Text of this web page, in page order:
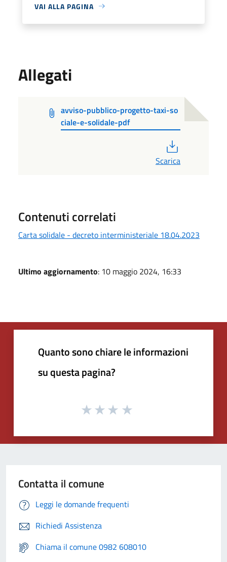
VAI ALLA PAGINA
Allegati
avviso-pubblico-progetto-taxi-so
ciale-e-solidale-pdf
Scarica
Contenuti correlati
Carta solidale - decreto interministeriale 18.04.2023
Ultimo aggiornamento: 10 maggio 2024, 16:33
Quanto sono chiare le informazioni
su questa pagina?
Contatta il comune
Leggi le domande frequenti
Richiedi Assistenza
Chiama il comune 0982 608010